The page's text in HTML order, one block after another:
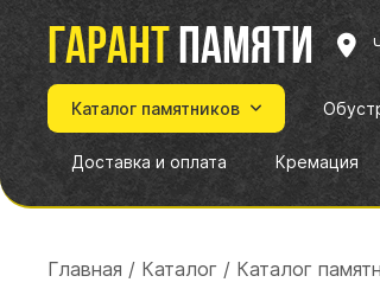
Гарантпамяти
Каталог памятников
Доставка и оплата Кремация
Главная / Каталог / Каталог